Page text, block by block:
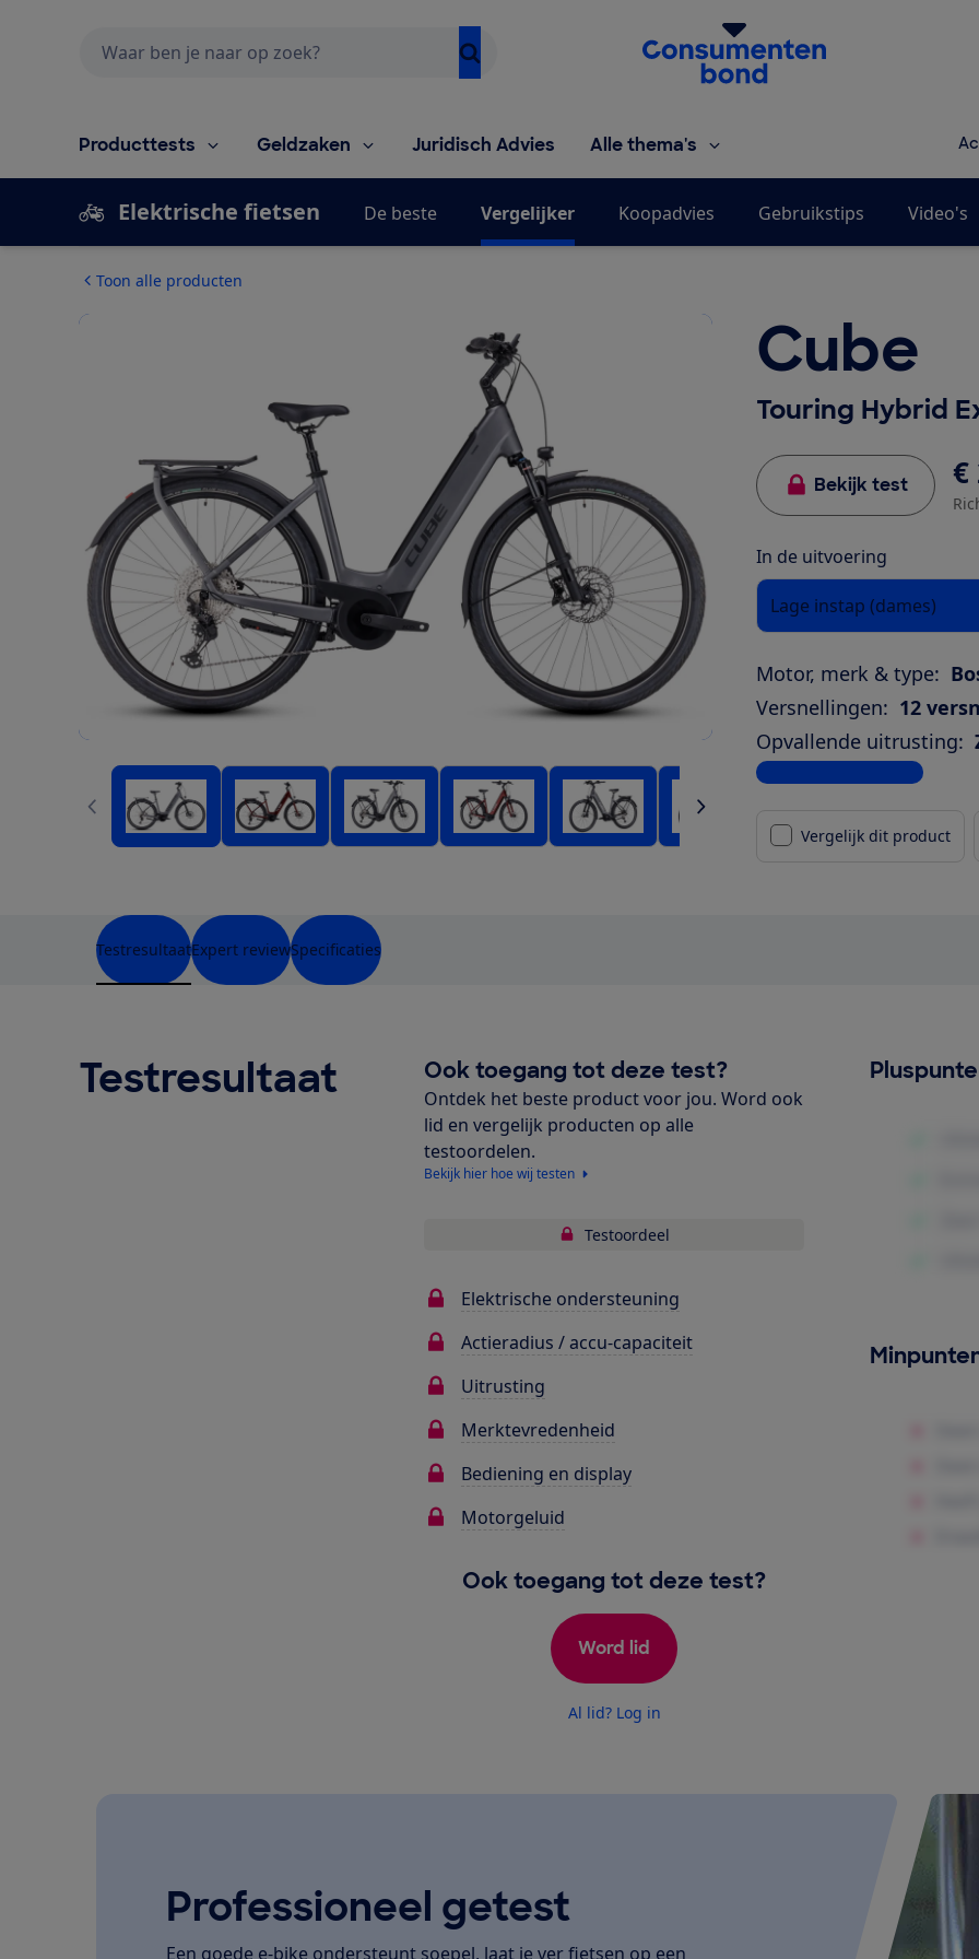
Homepage van de Consumentenbond
Producttests Geldzaken Juridisch Advies Alle thema's
Elektrische fietsen De beste Vergelijker Koopadvies Gebruikstips Video's
Toon alle producten
Cube
Touring Hybrid
Bekijk test €
In de uitvoering
Lage instap (dames)
Motor, merk & type:
Versnellingen: 12
Opvallende uitrusting:
Bekijk alle specificaties
Vergelijk dit product
TestresultaatExpert reviewSpecificaties
Testresultaat Ook toegang tot deze test?
Ontdek het beste product voor jou. Word ook
lid en vergelijk producten op alle
testoordelen.
Bekijk hier hoe wij testen
Testoordeel
Elektrische ondersteuning
Actieradius / accu-capaciteit
Uitrusting
Merktevredenheid
Bediening en display
Motorgeluid
Ook toegang tot deze test?
Word lid
Al lid? Log in
Professioneel getest
Een goede e-bike ondersteunt soepel, laat je ver fietsen op een